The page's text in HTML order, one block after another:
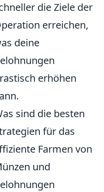
die Ziele der
erreichen,
deine
erhöhen
sind die besten
für das
Farmen von
und